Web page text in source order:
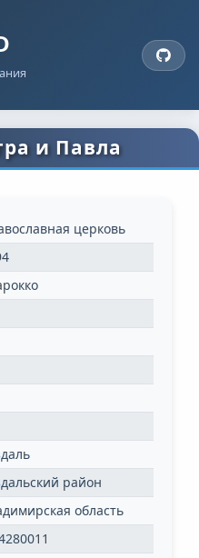
и Павла
церковь
район
область